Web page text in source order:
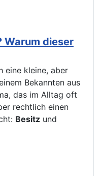
Warum dieser
eine kleine, aber
Bekannten aus
das im Alltag oft
rechtlich einen
Besitz und